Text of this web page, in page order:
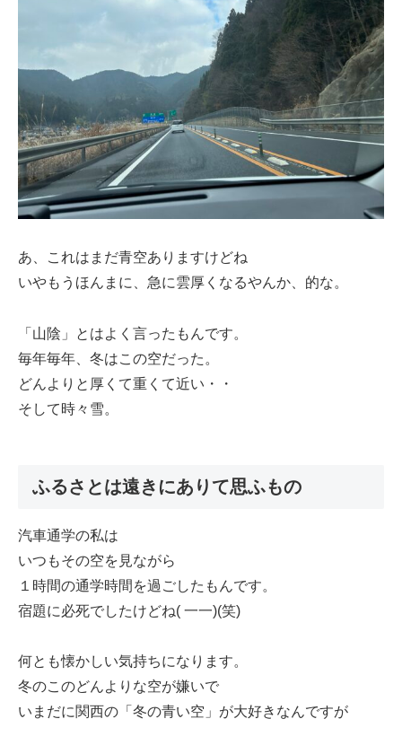
あ、これはまだ青空ありますけどね
いやもうほんまに、急に雲厚くなるやんか、的な。
「山陰」とはよく言ったもんです。
毎年毎年、冬はこの空だった。
どんよりと厚くて重くて近い・・
そして時々雪。
ふるさとは遠きにありて思ふもの
汽車通学の私は
いつもその空を見ながら
１時間の通学時間を過ごしたもんです。
宿題に必死でしたけどね( 一一)(笑)
何とも懐かしい気持ちになります。
冬のこのどんよりな空が嫌いで
いまだに関西の「冬の青い空」が大好きなんですが